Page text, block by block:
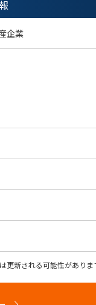
企業
更新される可能性がありま